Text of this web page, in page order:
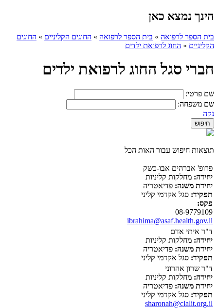
הינך נמצא כאן
בית הספר לרפואה » בית הספר לרפואה » החוגים הקליניים » החוגים
הקליניים » החוג לרפואת ילדים
חברי סגל החוג לרפואת ילדים
שם פרטי:
שם משפחה:
נקה
תוצאות חיפוש עבור האות הכל
פרופ' אברהים אבו-כשק
יחידה: מחלקות קליניות
יחידת משנה: פדיאטריה
תפקיד: סגל אקדמי קליני
פקס:
08-9779109
ibrahima@asaf.health.gov.il
ד"ר איתי אדם
יחידה: מחלקות קליניות
יחידת משנה: פדיאטריה
תפקיד: סגל אקדמי קליני
ד"ר שרון אהרוני
יחידה: מחלקות קליניות
יחידת משנה: פדיאטריה
תפקיד: סגל אקדמי קליני
sharonah@clalit.org.il